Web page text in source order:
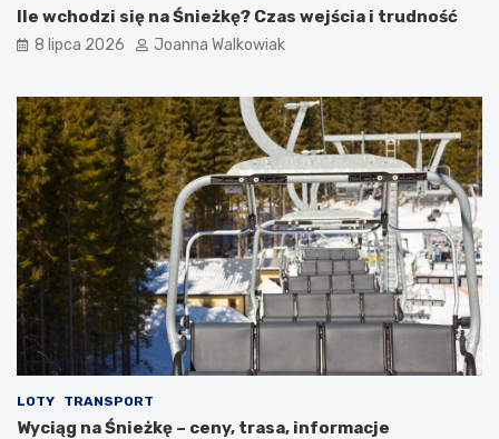
Ile wchodzi się na Śnieżkę? Czas wejścia i trudność
8 lipca 2026 Joanna Walkowiak
LOTY TRANSPORT
Wyciąg na Śnieżkę – ceny, trasa, informacje